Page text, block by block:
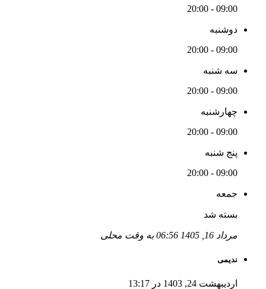
09:00 - 20:00
دوشنبه
09:00 - 20:00
سه شنبه
09:00 - 20:00
چهارشنبه
09:00 - 20:00
پنج شنبه
09:00 - 20:00
جمعه
بسته شد
مرداد 16, 1405 06:56 به وقت محلی
ندیمی
اردیبهشت 24, 1403 در 13:17